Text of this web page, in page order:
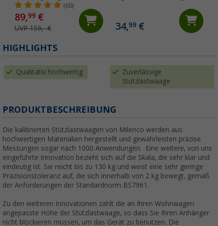
Gesamtgewicht 6.000 kg für
Wohnwagen & Wohnmobil
(60)
89,99 €
UVP 159,- € 34,99€
HIGHLIGHTS
Qualitativ hochwertig
Zuverlässige
Stützlastwaage
PRODUKTBESCHREIBUNG
Die kalibrierten Stützlastwaagen von Milenco werden aus
hochwertigen Materialien hergestellt und gewährleisten präzise
Messungen sogar nach 1000 Anwendungen. Eine weitere, von uns
eingeführte Innovation bezieht sich auf die Skala, die sehr klar und
eindeutig ist. Sie reicht bis zu 130 kg und weist eine sehr geringe
Präzisionstoleranz auf, die sich innerhalb von 2 kg bewegt, gemäß
der Anforderungen der Standardnorm BS7961.
Zu den weiteren Innovationen zählt die an Ihren Wohnwagen
angepasste Höhe der Stützlastwaage, so dass Sie Ihren Anhänger
nicht blockieren müssen, um das Gerät zu benutzen. Die